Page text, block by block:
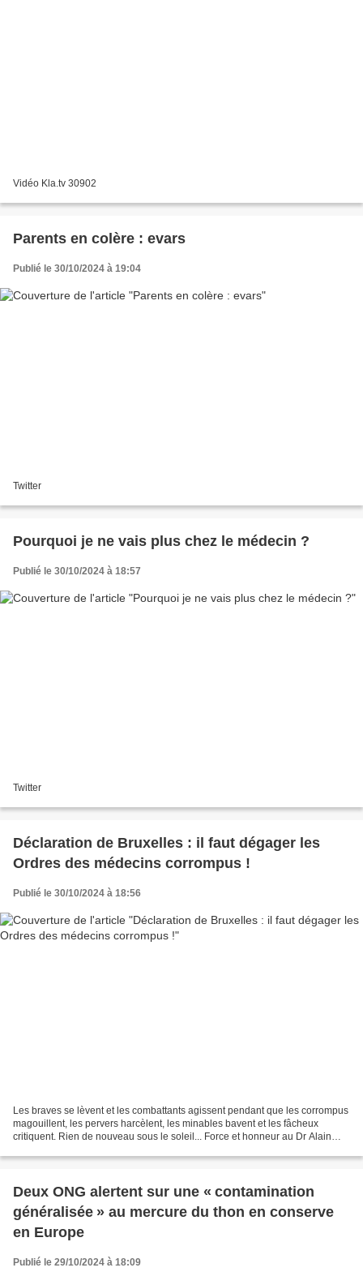
Vidéo Kla.tv 30902
Parents en colère : evars
Publié le 30/10/2024 à 19:04
Twitter
Pourquoi je ne vais plus chez le médecin ?
Publié le 30/10/2024 à 18:57
Twitter
Déclaration de Bruxelles : il faut dégager les
Ordres des médecins corrompus !
Publié le 30/10/2024 à 18:56
Les braves se lèvent et les combattants agissent pendant que les corrompus
magouillent, les pervers harcèlent, les minables bavent et les fâcheux
critiquent. Rien de nouveau sous le soleil... Force et honneur au Dr Alain
Deux ONG alertent sur une « contamination
généralisée » au mercure du thon en conserve
en Europe
Publié le 29/10/2024 à 18:09